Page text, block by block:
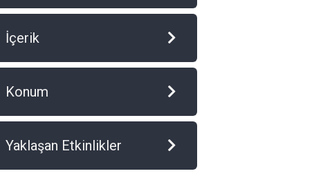
İçerik
Konum
Yaklaşan Etkinlikler